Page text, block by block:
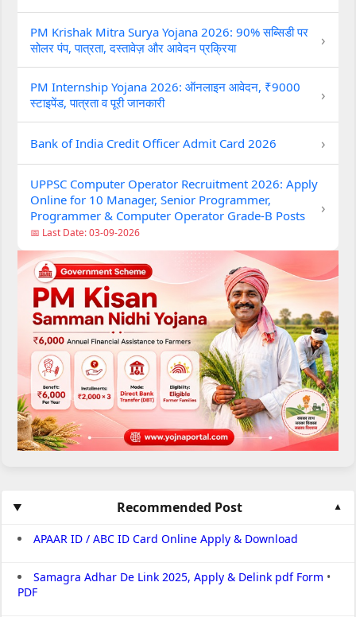
PM Krishak Mitra Surya Yojana 2026: 90% सब्सिडी पर
सोलर पंप, पात्रता, दस्तावेज़ और आवेदन प्रक्रिया
›
PM Internship Yojana 2026: ऑनलाइन आवेदन, ₹9000
स्टाइपेंड, पात्रता व पूरी जानकारी
›
Bank of India Credit Officer Admit Card 2026 ›
UPPSC Computer Operator Recruitment 2026: Apply
Online for 10 Manager, Senior Programmer,
Programmer & Computer Operator Grade-B Posts
📅 Last Date: 03-09-2026
›
Recommended Post
APAAR ID / ABC ID Card Online Apply & Download
Samagra Adhar De Link 2025, Apply & Delink pdf Form •
PDF